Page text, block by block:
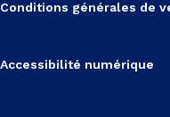
Conditions générales de
Accessibilité numérique